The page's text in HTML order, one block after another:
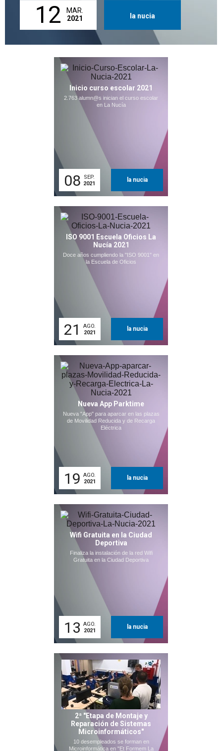
12
MAR.
2021
la nucia
Inicio curso escolar 2021
2.763 alumn@s inician el curso escolar
en La Nucía
08
SEP.
2021
la nucia
ISO 9001 Escuela Oficios La
Nucía 2021
Doce años cumpliendo la "ISO 9001" en
la Escuela de Oficios
21
AGO.
2021
la nucia
Nueva App Parktime
Nueva "App" para aparcar en las plazas
de Movilidad Reducida y de Recarga
Eléctrica
19 AGO.
2021
la nucia
Wifi Gratuita en la Ciudad
Deportiva
Finaliza la instalación de la red Wifi
Gratuita en la Ciudad Deportiva
13 AGO.
2021
la nucia
2ª "Etapa de Montaje y
Reparación de Sistemas
Microinformáticos"
10 desempleados se forman en
Microinformática en "Et Formem La